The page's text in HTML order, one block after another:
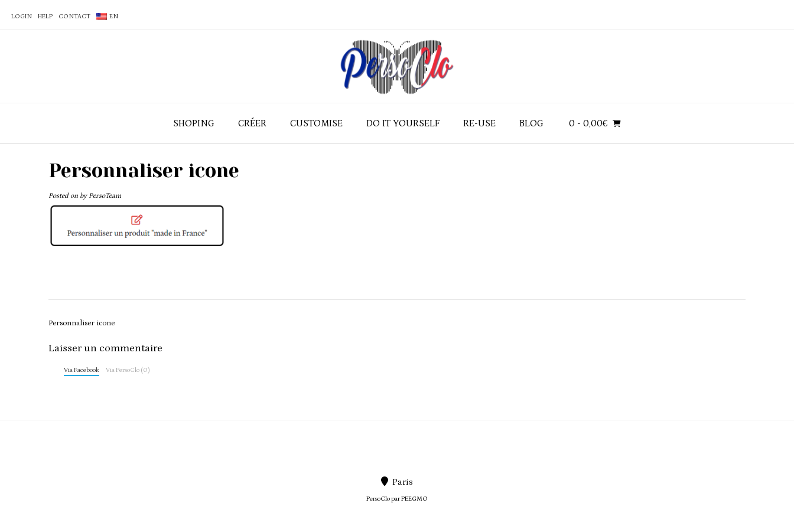
LOGIN HELP CONTACT EN
SHOPING CRÉER CUSTOMISE DO IT YOURSELF RE-USE BLOG 0 - 0,00€
Personnaliser icone
Posted on by PersoTeam
Post
Personnaliser icone
Laisser un commentaire
Via Facebook Via PersoClo (0)
Paris
PersoClo parPEEGMO